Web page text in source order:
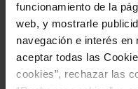
funcionamiento de la
web, y mostrarle
navegación e interés en
aceptar todas las
cookies”, rechazar las
480,40 €